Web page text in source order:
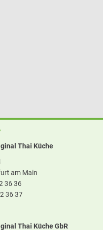
Thai Küche
am Main
36 36
36 37
Thai Küche GbR